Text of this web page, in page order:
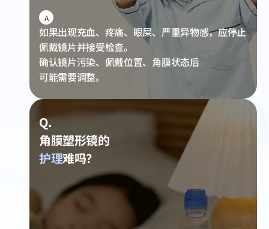
A
如果出现充血、疼痛、眼屎、严重异物感，应停止
佩戴镜片并接受检查。
确认镜片污染、佩戴位置、角膜状态后
可能需要调整。
Q.
角膜塑形镜的
护理难吗？